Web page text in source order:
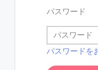
パスワード
パスワードを